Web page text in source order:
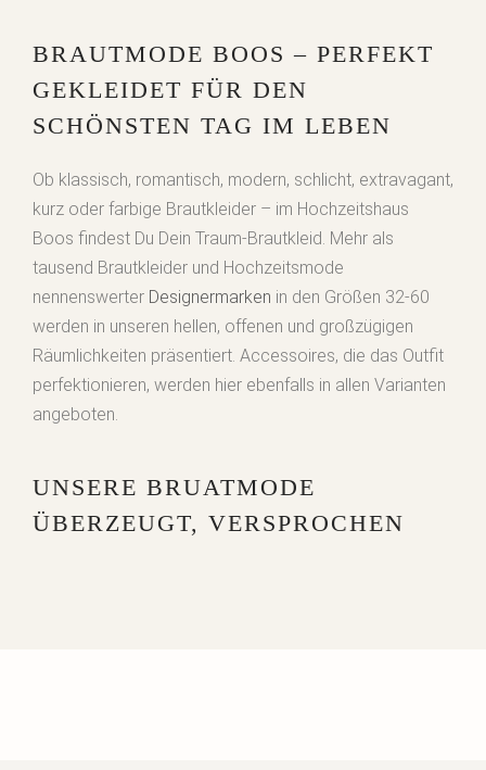
BRAUTMODE BOOS – PERFEKT
GEKLEIDET FÜR DEN
SCHÖNSTEN TAG IM LEBEN
Ob klassisch, romantisch, modern, schlicht, extravagant,
kurz oder farbige Brautkleider – im Hochzeitshaus
Boos findest Du Dein Traum-Brautkleid. Mehr als
tausend Brautkleider und Hochzeitsmode
nennenswerter Designermarken in den Größen 32-60
werden in unseren hellen, offenen und großzügigen
Räumlichkeiten präsentiert. Accessoires, die das Outfit
perfektionieren, werden hier ebenfalls in allen Varianten
angeboten.
UNSERE BRUATMODE
ÜBERZEUGT, VERSPROCHEN